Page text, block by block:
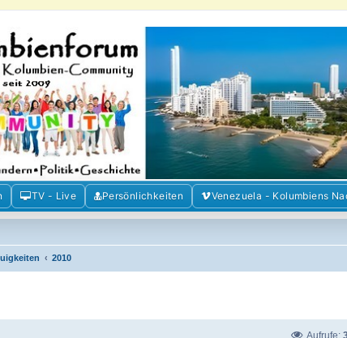
Freunde Kolumbiens
Austausch, Erfahrungen und Gemeinschaft im Kolumbienforum
TV - Live Persönlichkeiten Venezuela - Kolumbiens
2010
Aufrufe: